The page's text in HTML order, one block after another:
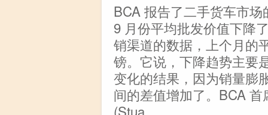
BCA 报告了二手货车市
9 月份平均批发价值下降
销渠道的数据，上个月的
镑。它说，下降趋势主要
变化的结果，因为销量膨
间的差值增加了。BCA
(Stua